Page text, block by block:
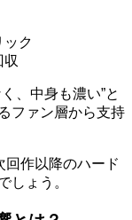
ック
収
、中身も濃い”と
ファン層から支持
回作以降のハード
しょう。